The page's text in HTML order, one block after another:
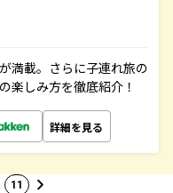
満載。さらに子連れ旅の
楽しみ方を徹底紹介！
詳細を見る
11